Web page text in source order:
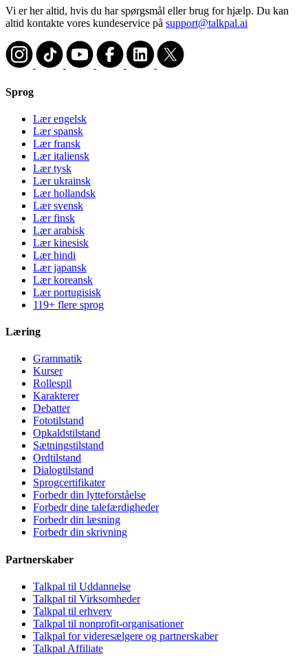
Vi er her altid, hvis du har spørgsmål eller brug for hjælp. Du kan
altid kontakte vores kundeservice på support@talkpal.ai
Sprog
Lær engelsk
Lær spansk
Lær fransk
Lær italiensk
Lær tysk
Lær ukrainsk
Lær hollandsk
Lær svensk
Lær finsk
Lær arabisk
Lær kinesisk
Lær hindi
Lær japansk
Lær koreansk
Lær portugisisk
119+ flere sprog
Læring
Grammatik
Kurser
Rollespil
Karakterer
Debatter
Fototilstand
Opkaldstilstand
Sætningstilstand
Ordtilstand
Dialogtilstand
Sprogcertifikater
Forbedr din lytteforståelse
Forbedr dine talefærdigheder
Forbedr din læsning
Forbedr din skrivning
Partnerskaber
Talkpal til Uddannelse
Talkpal til Virksomheder
Talkpal til erhverv
Talkpal til nonprofit-organisationer
Talkpal for videresælgere og partnerskaber
Talkpal Affiliate